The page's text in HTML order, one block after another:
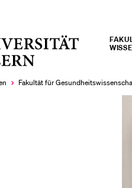
Fakultät für
SUCHEN